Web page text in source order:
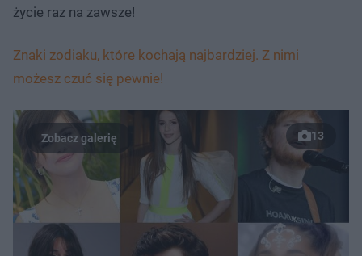
życie raz na zawsze!
Znaki zodiaku, które kochają najbardziej. Z nimi
możesz czuć się pewnie!
13